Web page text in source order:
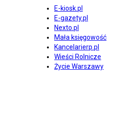
E-kiosk.pl
E-gazety.pl
Nexto.pl
Mała księgowość
Kancelarierp.pl
Wieści Rolnicze
Życie Warszawy